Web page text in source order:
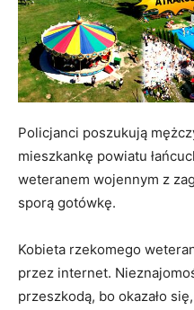
Policjanci poszukują
mieszkankę powiatu
weteranem wojennym z
sporą gotówkę.
Kobieta rzekomego
przez internet.
przeszkodą, bo okazało